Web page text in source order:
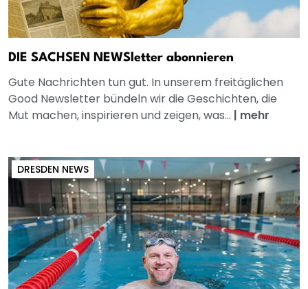
DIE SACHSEN NEWSletter abonnieren
Gute Nachrichten tun gut. In unserem freitäglichen
Good Newsletter bündeln wir die Geschichten, die
Mut machen, inspirieren und zeigen, was... | mehr
DRESDEN NEWS